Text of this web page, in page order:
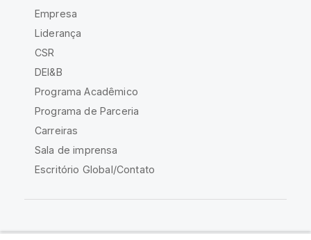
Empresa
Liderança
CSR
DEI&B
Programa Acadêmico
Programa de Parceria
Carreiras
Sala de imprensa
Escritório Global/Contato